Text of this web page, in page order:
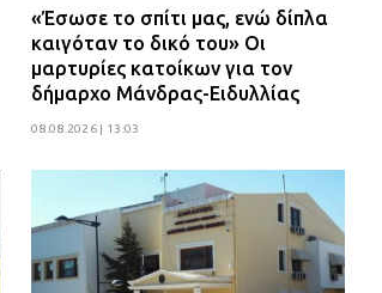
«Έσωσε το σπίτι μας, ενώ δίπλα
καιγόταν το δικό του» Οι
μαρτυρίες κατοίκων για τον
δήμαρχο Μάνδρας-Ειδυλλίας
08.08.2026 | 13:03